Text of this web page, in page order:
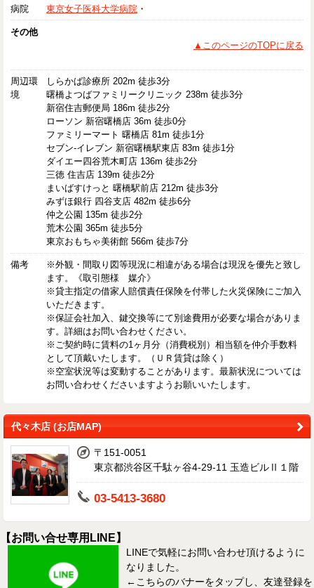
病院 東京女子医科大学病院 ・
その他
▲このページのTOPに戻る
周辺環
境
しらかば診療所 202m 徒歩3分
曙橋よつばファミリークリニック 238m 徒歩3分
新宿住吉郵便局 186m 徒歩2分
ローソン 新宿曙橋店 36m 徒歩0分
ファミリーマート 曙橋店 81m 徒歩1分
セブン-イレブン 新宿曙橋駅東店 83m 徒歩1分
ダイエー四谷荒木町店 136m 徒歩2分
三徳 住吉店 139m 徒歩2分
まいばすけっと 曙橋駅前店 212m 徒歩3分
みずほ銀行 四谷支店 482m 徒歩6分
仲之公園 135m 徒歩2分
荒木公園 365m 徒歩5分
東京おもちゃ美術館 566m 徒歩7分
備考
※外観・間取り図等現況に相違がある場合は現況を優先と致し
ます。《取引態様 媒介》
※貸主指定の借家人賠償責任保険を付帯した火災保険にご加入
いただきます。
※保証会社加入、鍵交換等にて別途費用が必要な場合がありま
す。詳細はお問い合わせください。
※ご契約時に賃料の1ヶ月分（消費税別）相当額を仲介手数料
として頂戴いたします。（ＵＲ賃貸は除く）
※空室状況等は変動することがあります。最新状況については
お問い合わせくださいますようお願いいたします。
代々木店 (お店MAP)
〒151-0051
東京都渋谷区千駄ヶ谷4-29-11 玉造ビルⅡ１階
03-5413-3680
【お問い合せ専用LINE】
LINEで気軽にお問い合わせ頂けるように
なりました。
←こちらのバナーをタップし、友達登録を